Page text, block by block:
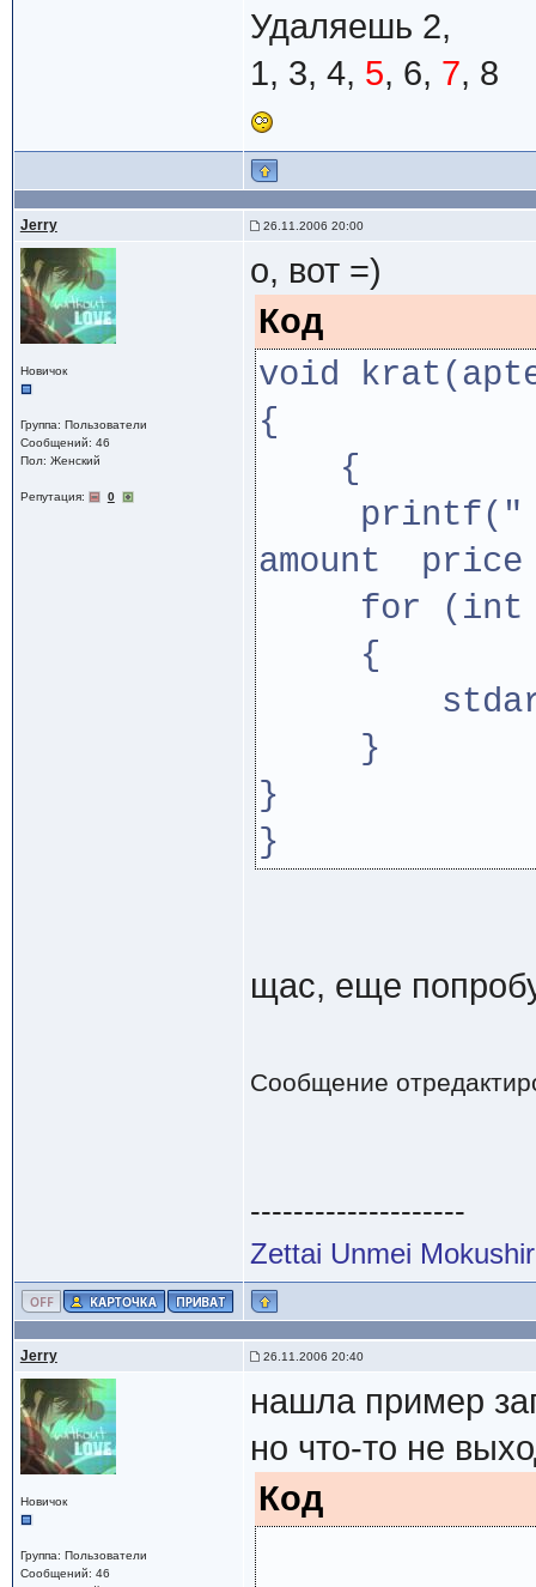
Удаляешь 2,
1, 3, 4, 5, 6, 7, 8
Jerry 26.11.2006 20:00
Новичок
Группа: Пользователи
Сообщений: 46
Пол: Женский
Репутация: 0
о, вот =)
Код
void
{
{
printf("
amount
for (int
{
stdar[i]-
}
}
}
щас, еще
Сообщение
--------------------
Zettai Unmei
Jerry 26.11.2006 20:40
Новичок
Группа: Пользователи
Сообщений: 46
нашла пример
но что-то не
Код